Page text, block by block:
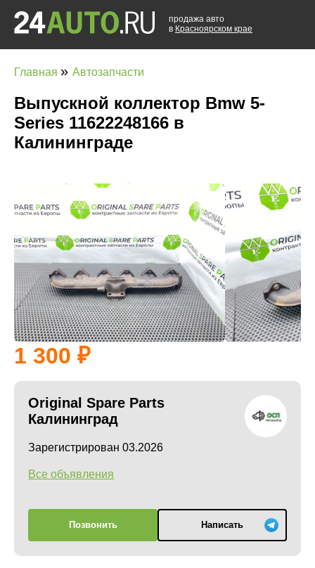
продажа авто
в Красноярском крае
Главная » Автозапчасти
Выпускной коллектор Bmw 5-
Series 11622248166 в
Калининграде
1 300
Original Spare Parts
Калининград
Зарегистрирован 03.2026
Все объявления
Позвонить Написать